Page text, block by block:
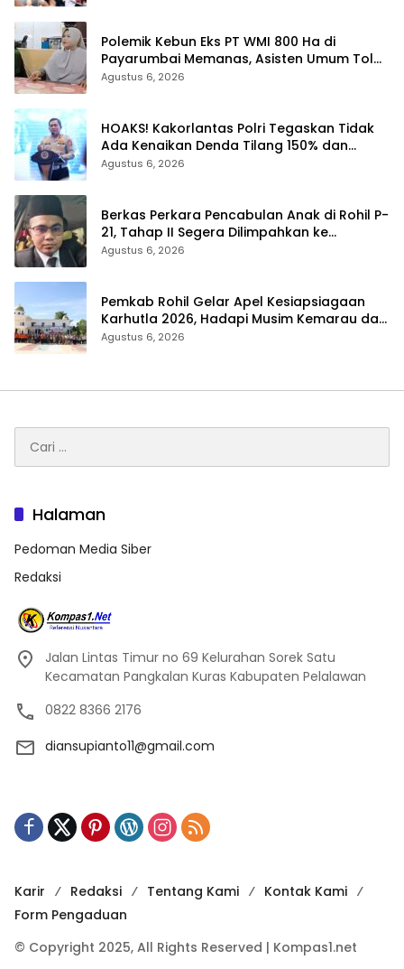
Polemik Kebun Eks PT WMI 800 Ha di
Payarumbai Memanas, Asisten Umum Tolak
Dikelola Agrinas dan Tantang Presiden
Agustus 6, 2026
HOAKS! Kakorlantas Polri Tegaskan Tidak
Ada Kenaikan Denda Tilang 150% dan
Tilang Manual Menyeluruh
Agustus 6, 2026
Berkas Perkara Pencabulan Anak di Rohil P-
21, Tahap II Segera Dilimpahkan ke
Kejaksaan
Agustus 6, 2026
Pemkab Rohil Gelar Apel Kesiapsiagaan
Karhutla 2026, Hadapi Musim Kemarau dan
El Nino
Agustus 6, 2026
untuk:
Halaman
Pedoman Media Siber
Redaksi
Jalan Lintas Timur no 69 Kelurahan Sorek Satu
Kecamatan Pangkalan Kuras Kabupaten Pelalawan
0822 8366 2176
diansupianto11@gmail.com
Karir Redaksi Tentang Kami
Kontak Kami
Form Pengaduan
© Copyright 2025, All Rights Reserved | Kompas1.net